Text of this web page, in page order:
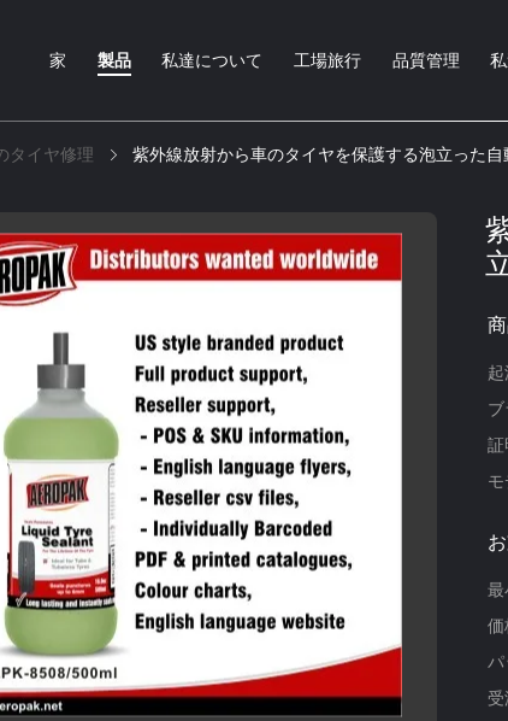
家 製品 私達について 工場旅行 品質管理
タイヤ修理 紫外線放射から車のタイヤを保護する泡立った
証
価